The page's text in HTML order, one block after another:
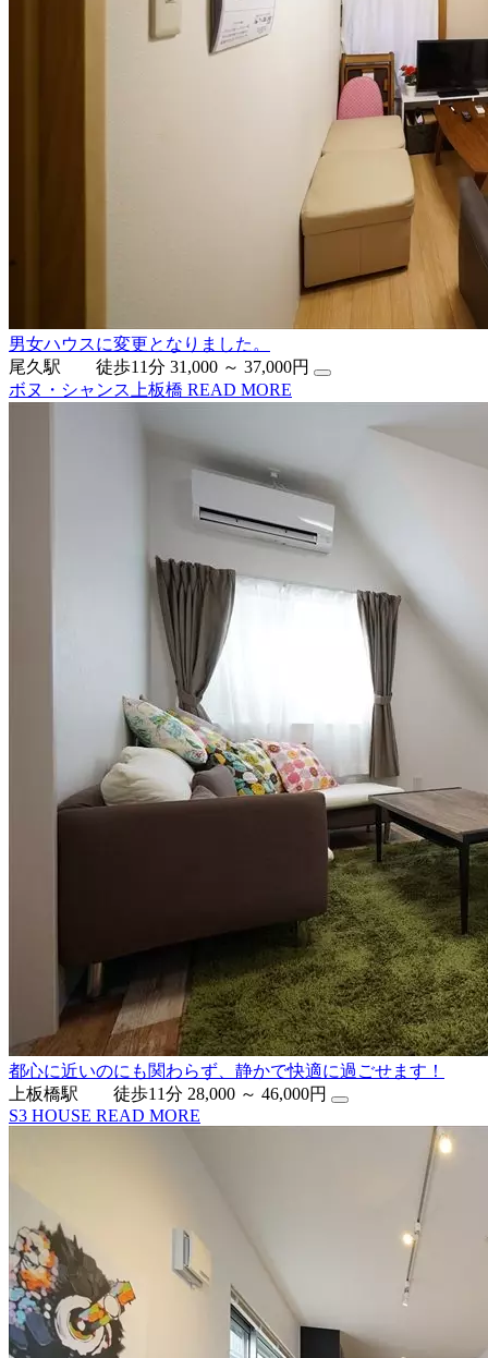
男女ハウスに変更となりました。
尾久駅 徒歩11分 31,000 ～ 37,000円
ボヌ・シャンス上板橋 READ MORE
都心に近いのにも関わらず、静かで快適に過ごせます！
上板橋駅 徒歩11分 28,000 ～ 46,000円
S3 HOUSE READ MORE